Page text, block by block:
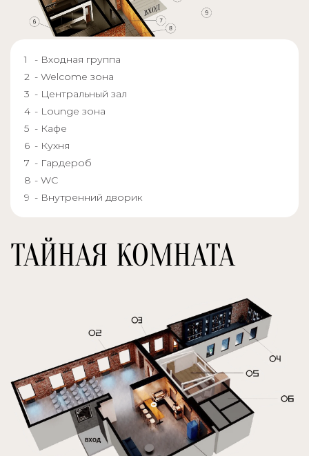
- Входная группа
- Welcome зона
- Центральный зал
- Lounge зона
- Кафе
- Кухня
- Гардероб
- WC
- Внутренний дворик
ТАЙНАЯ КОМНАТА